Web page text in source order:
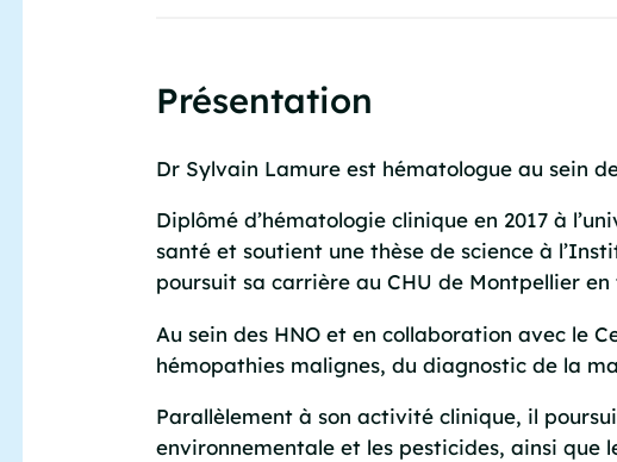
Présentation
Dr Sylvain Lamure est hématologue au sein
Diplômé d’hématologie clinique en 2017 à
santé et soutient une thèse de science à
poursuit sa carrière au CHU de Montpellier
Au sein des HNO et en collaboration avec le
hémopathies malignes, du diagnostic de la
Parallèlement à son activité clinique, il
environnementale et les pesticides, ainsi que